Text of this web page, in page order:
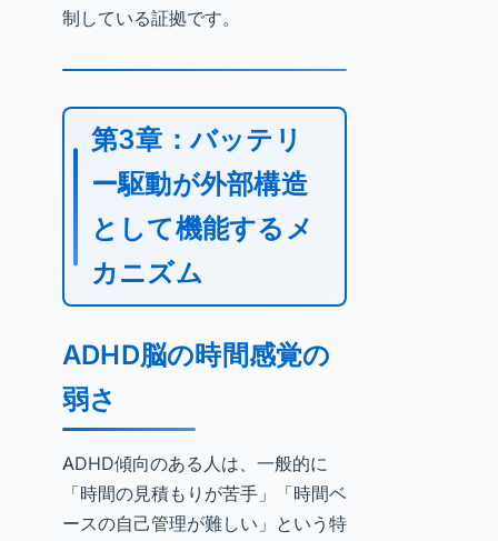
制している証拠です。
第3章：バッテリ
ー駆動が外部構造
として機能するメ
カニズム
ADHD脳の時間感覚の
弱さ
ADHD傾向のある人は、一般的に
「時間の見積もりが苦手」「時間ベ
ースの自己管理が難しい」という特